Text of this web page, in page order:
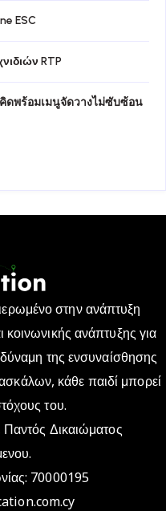
ESC
RTP
คิดพร้อมเมนูจัดวางไม่ซับซ้อน
στην ανάπτυξη
ανάπτυξης για
της ενσυναίσθησης
κάθε παιδί μπορεί
του.
Δικαιώματος
70000195